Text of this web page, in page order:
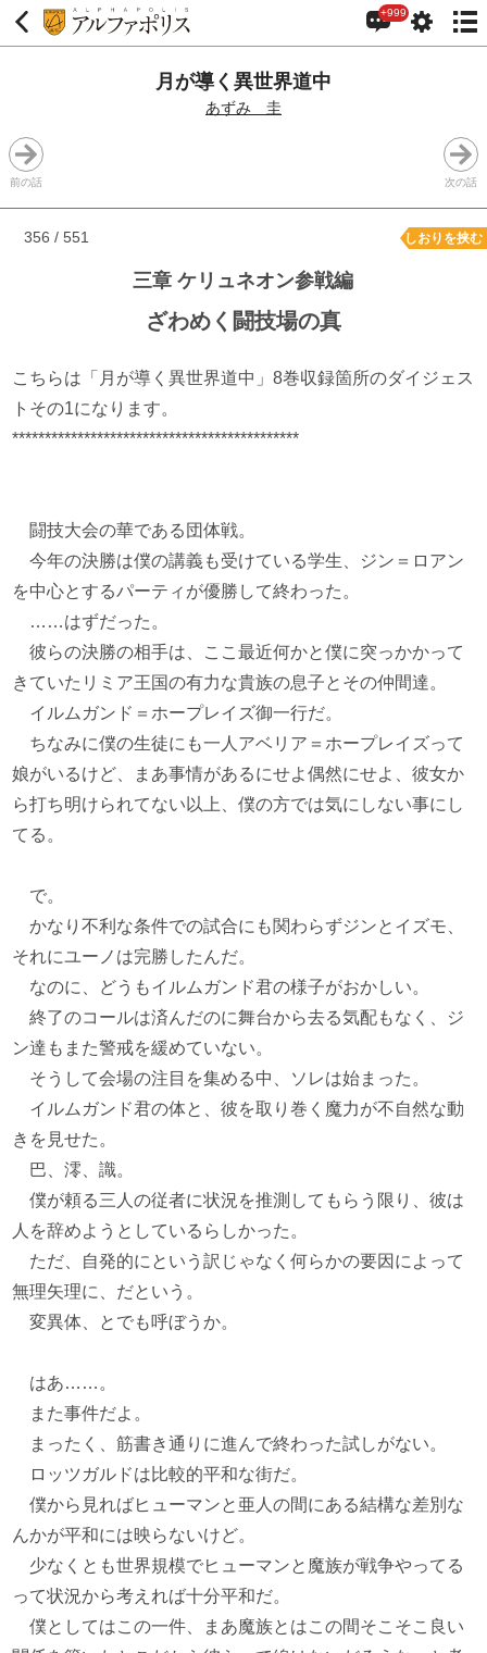
+999
月が導く異世界道中
あずみ 圭
前の話 次の話
356 / 551 しおりを挟む
三章 ケリュネオン参戦編
ざわめく闘技場の真
こちらは「月が導く異世界道中」8巻収録箇所のダイジェス
トその1になります。
********************************************
闘技大会の華である団体戦。
今年の決勝は僕の講義も受けている学生、ジン＝ロアン
を中心とするパーティが優勝して終わった。
……はずだった。
彼らの決勝の相手は、ここ最近何かと僕に突っかかって
きていたリミア王国の有力な貴族の息子とその仲間達。
イルムガンド＝ホープレイズ御一行だ。
ちなみに僕の生徒にも一人アベリア＝ホープレイズって
娘がいるけど、まあ事情があるにせよ偶然にせよ、彼女か
ら打ち明けられてない以上、僕の方では気にしない事にし
てる。
で。
かなり不利な条件での試合にも関わらずジンとイズモ、
それにユーノは完勝したんだ。
なのに、どうもイルムガンド君の様子がおかしい。
終了のコールは済んだのに舞台から去る気配もなく、ジ
ン達もまた警戒を緩めていない。
そうして会場の注目を集める中、ソレは始まった。
イルムガンド君の体と、彼を取り巻く魔力が不自然な動
きを見せた。
巴、澪、識。
僕が頼る三人の従者に状況を推測してもらう限り、彼は
人を辞めようとしているらしかった。
ただ、自発的にという訳じゃなく何らかの要因によって
無理矢理に、だという。
変異体、とでも呼ぼうか。
はあ……。
また事件だよ。
まったく、筋書き通りに進んで終わった試しがない。
ロッツガルドは比較的平和な街だ。
僕から見ればヒューマンと亜人の間にある結構な差別な
んかが平和には映らないけど。
少なくとも世界規模でヒューマンと魔族が戦争やってる
って状況から考えれば十分平和だ。
僕としてはこの一件、まあ魔族とはこの間そこそこ良い